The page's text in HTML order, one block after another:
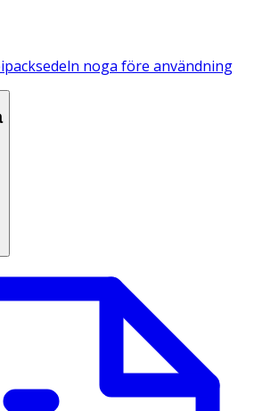
noga före användning